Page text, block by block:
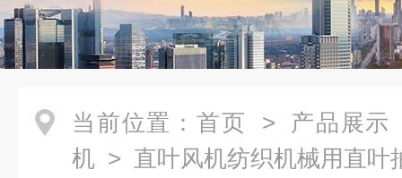
当前位置： 首页 > 产品展示
机 > 直叶风机纺织机械用直叶